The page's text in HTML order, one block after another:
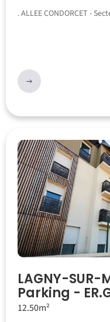
. ALLEE CONDORCET -
LAGNY-SUR-
Parking -
12.50m²